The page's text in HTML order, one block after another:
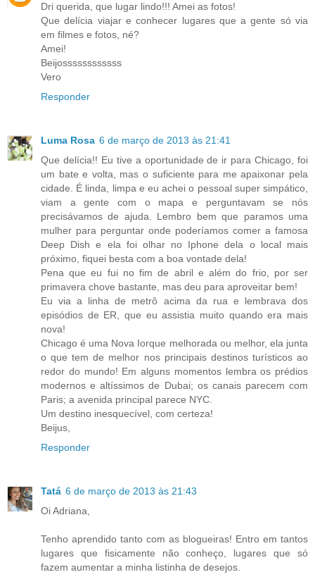
Dri querida, que lugar lindo!!! Amei as fotos!
Que delícia viajar e conhecer lugares que a gente só via
em filmes e fotos, né?
Amei!
Beijossssssssssss
Vero
Responder
Luma Rosa 6 de março de 2013 às 21:41
Que delícia!! Eu tive a oportunidade de ir para Chicago, foi
um bate e volta, mas o suficiente para me apaixonar pela
cidade. É linda, limpa e eu achei o pessoal super simpático,
viam a gente com o mapa e perguntavam se nós
precisávamos de ajuda. Lembro bem que paramos uma
mulher para perguntar onde poderíamos comer a famosa
Deep Dish e ela foi olhar no Iphone dela o local mais
próximo, fiquei besta com a boa vontade dela!
Pena que eu fui no fim de abril e além do frio, por ser
primavera chove bastante, mas deu para aproveitar bem!
Eu via a linha de metrô acima da rua e lembrava dos
episódios de ER, que eu assistia muito quando era mais
nova!
Chicago é uma Nova Iorque melhorada ou melhor, ela junta
o que tem de melhor nos principais destinos turísticos ao
redor do mundo! Em alguns momentos lembra os prédios
modernos e altíssimos de Dubai; os canais parecem com
Paris; a avenida principal parece NYC.
Um destino inesquecível, com certeza!
Beijus,
Responder
Tatá 6 de março de 2013 às 21:43
Oi Adriana,
Tenho aprendido tanto com as blogueiras! Entro em tantos
lugares que fisicamente não conheço, lugares que só
fazem aumentar a minha listinha de desejos.